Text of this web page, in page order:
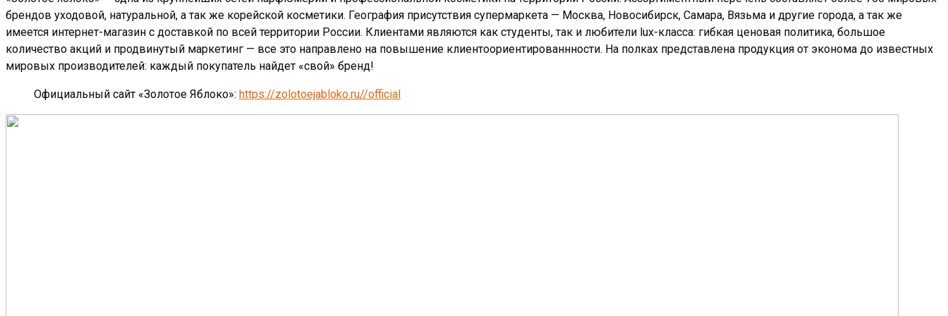
брендов уходовой, натуральной, а так же корейской косметики. География присутствия супермаркета — Москва, Новосибирск, Самара, Вязьма и другие города, а так же
имеется интернет-магазин с доставкой по всей территории России. Клиентами являются как студенты, так и любители lux-класса: гибкая ценовая политика, большое
количество акций и продвинутый маркетинг — все это направлено на повышение клиентоориентированнности. На полках представлена продукция от эконома до известных
мировых производителей: каждый покупатель найдет «свой» бренд!
Официальный сайт «Золотое Яблоко»: https://zolotoejabloko.ru//official